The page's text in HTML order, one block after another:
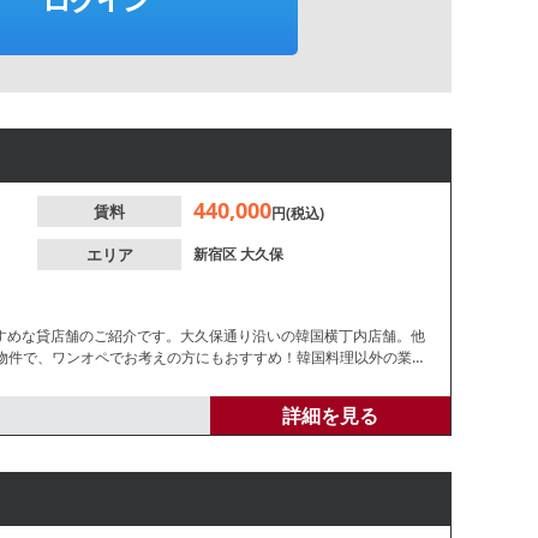
賃料 440,000円(税込)
エリア 新宿区大久保
な貸店舗のご紹介です。大久保通り沿いの韓国横丁内店舗。他
で、ワンオペでお考えの方にもおすすめ！韓国料理以外の業態
詳細を見る